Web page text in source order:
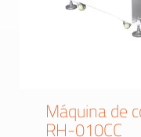
Máquina de
RH-010CC